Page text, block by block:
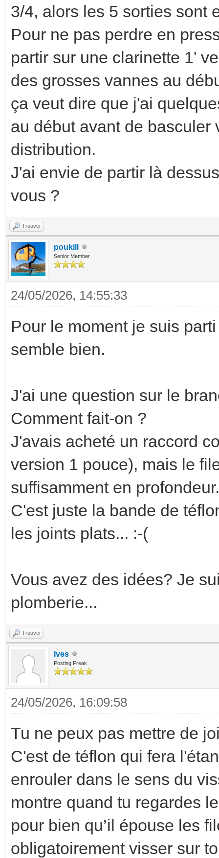
3/4, alors les 5 sorties sont
Pour ne pas perdre en
partir sur une clarinette 1'
des grosses vannes au
ça veut dire que j'ai
au début avant de basculer
distribution.
J'ai envie de partir là
vous ?
Trouver
poukill
Senior Member
24/05/2026, 14:55:33
Pour le moment je suis
semble bien.
J'ai une question sur le
Comment fait-on ?
J'avais acheté un raccord
version 1 pouce), mais le
suffisamment en
C'est juste la bande de
les joints plats... :-(
Vous avez des idées? Je
plomberie...
Trouver
Ives
Posting Freak
24/05/2026, 16:09:58
Tu ne peux pas mettre de
C'est de téflon qui fera
enrouler dans le sens du
montre quand tu regardes
pour bien qu’il épouse les
obligatoirement visser sur